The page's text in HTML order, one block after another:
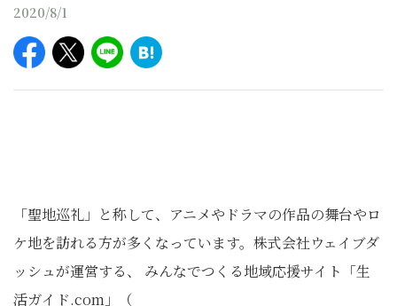
2020/8/1
「聖地巡礼」と称して、アニメやドラマの作品の舞台やロ
ケ地を訪れる方が多くなっています。株式会社ウェイブダ
ッシュが運営する、 みんなでつくる地域応援サイト「生
活ガイド.com」（